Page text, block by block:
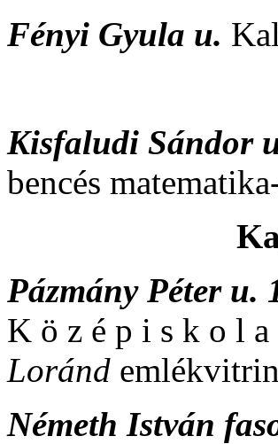
Fényi Gyula u.
Kisfaludi Sándor
bencés
Pázmány Péter u.
K ö z é p i s k o l
Loránd
Németh István